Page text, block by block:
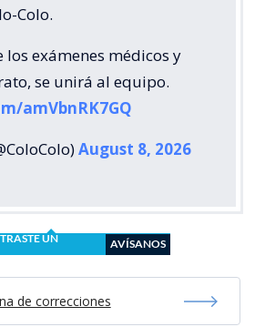
Colo.
los exámenes médicos y
se unirá al equipo.
amVbnRK7GQ
August 8, 2026
UN
AVÍSANOS
de correcciones